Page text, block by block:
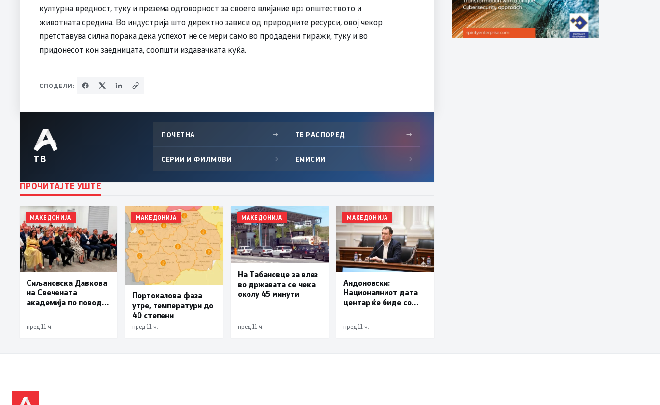
културна вредност, туку и презема одговорност за своето влијание врз општеството и
животната средина. Во индустрија што директно зависи од природните ресурси, овој чекор
претставува силна порака дека успехот не се мери само во продадени тиражи, туку и во
придонесот кон заедницата, соопшти издавачката куќа.
СПОДЕЛИ:
ТВ
ПОЧЕТНА → ТВ РАСПОРЕД →
СЕРИИ И ФИЛМОВИ → ЕМИСИИ →
ПРОЧИТАЈТЕ УШТЕ
МАКЕДОНИЈА
Сиљановска Давкова
на Свечената
академија по повод
пред 11 ч.
МАКЕДОНИЈА
Портокалова фаза
утре, температури до
40 степени
пред 11 ч.
МАКЕДОНИЈА
На Табановце за влез
во државата се чека
околу 45 минути
пред 11 ч.
МАКЕДОНИЈА
Андоновски:
Националниот дата
центар ќе биде со
исклучиво за
пред 11 ч.